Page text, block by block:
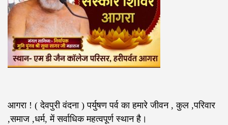
आगरा ! ( देवपुरी वंदना ) पर्युषण पर्व का हमारे जीवन , कुल ,परिवार
,समाज ,धर्म, में सर्वाधिक महत्वपूर्ण स्थान है।